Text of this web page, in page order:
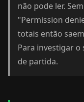
não pode ler. Sem
"Permission
totais então
Para investigar o
de partida.